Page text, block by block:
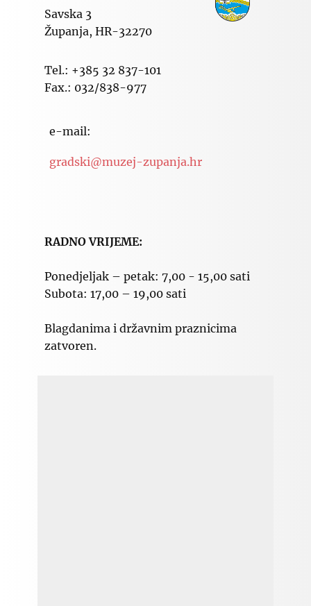
Savska 3
Županja, HR-32270
Tel.: +385 32 837-101
Fax.: 032/838-977
e-mail:
gradski@muzej-zupanja.hr
RADNO VRIJEME:
Ponedjeljak – petak: 7,00 - 15,00 sati
Subota: 17,00 – 19,00 sati
Blagdanima i državnim praznicima
zatvoren.